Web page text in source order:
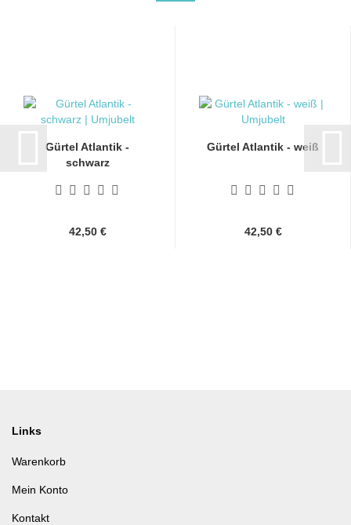
Gürtel Atlantik -
schwarz
42,50 €
Gürtel Atlantik - weiß
42,50 €
Links
Warenkorb
Mein Konto
Kontakt